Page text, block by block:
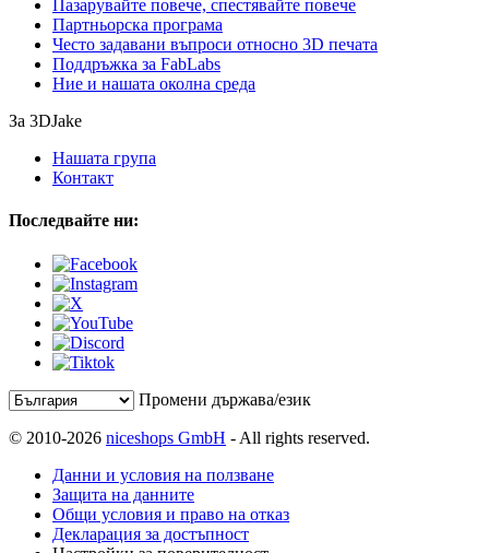
Пазарувайте повече, спестявайте повече
Партньорска програма
Често задавани въпроси относно 3D печата
Поддръжка за FabLabs
Ние и нашата околна среда
За 3DJake
Нашата група
Контакт
Последвайте ни:
Промени държава/език
© 2010-2026 niceshops GmbH - All rights reserved.
Данни и условия на ползване
Защита на данните
Общи условия и право на отказ
Декларация за достъпност